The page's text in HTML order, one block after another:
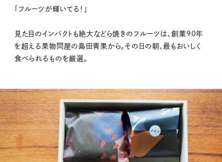
「フルーツが輝いてる！」
見た目のインパクトも絶大などら焼きのフルーツは、創業90年
を超える果物問屋の島田青果から。その日の朝、最もおいしく
食べられるものを厳選。